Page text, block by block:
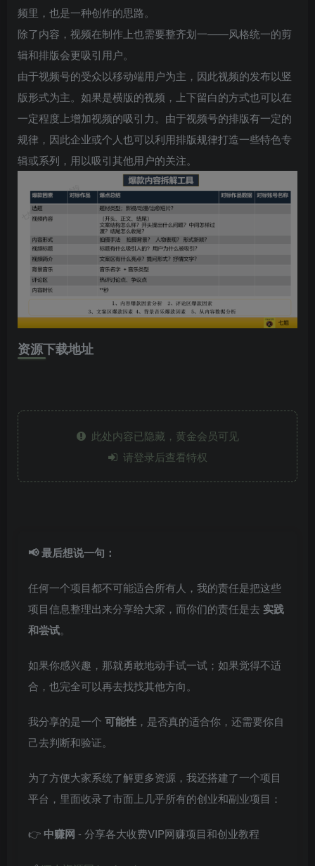
频里，也是一种创作的思路。
除了内容，视频在制作上也需要整齐划一——风格统一的剪
辑和排版会更吸引用户。
由于视频号的受众以移动端用户为主，因此视频的发布以竖
版形式为主。如果是横版的视频，上下留白的方式也可以在
一定程度上增加视频的吸引力。由于视频号的排版有一定的
规律，因此企业或个人也可以利用排版规律打造一些特色专
辑或系列，用以吸引其他用户的关注。
资源下载地址
此处内容已隐藏，黄金会员可见
请登录后查看特权
📢 最后想说一句：
任何一个项目都不可能适合所有人，我的责任是把这些
项目信息整理出来分享给大家，而你们的责任是去 实践
和尝试。
如果你感兴趣，那就勇敢地动手试一试；如果觉得不适
合，也完全可以再去找找其他方向。
我分享的是一个 可能性 ，是否真的适合你，还需要你自
己去判断和验证。
为了方便大家系统了解更多资源，我还搭建了一个项目
平台，里面收录了市面上几乎所有的创业和副业项目：
👉 中赚网 - 分享各大收费VIP网赚项目和创业教程